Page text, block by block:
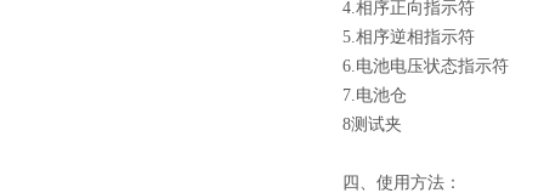
4.相序正向指示符
5.相序逆相指示符
6.电池电压状态指示符
7.电池仓
8测试夹
四、使用方法：